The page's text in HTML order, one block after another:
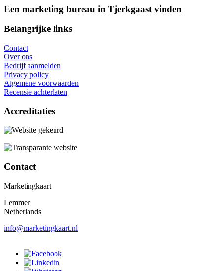
Een marketing bureau in Tjerkgaast vinden
Belangrijke links
Contact
Over ons
Bedrijf aanmelden
Privacy policy
Algemene voorwaarden
Recensie achterlaten
Accreditaties
Contact
Marketingkaart
Lemmer
Netherlands
info@marketingkaart.nl